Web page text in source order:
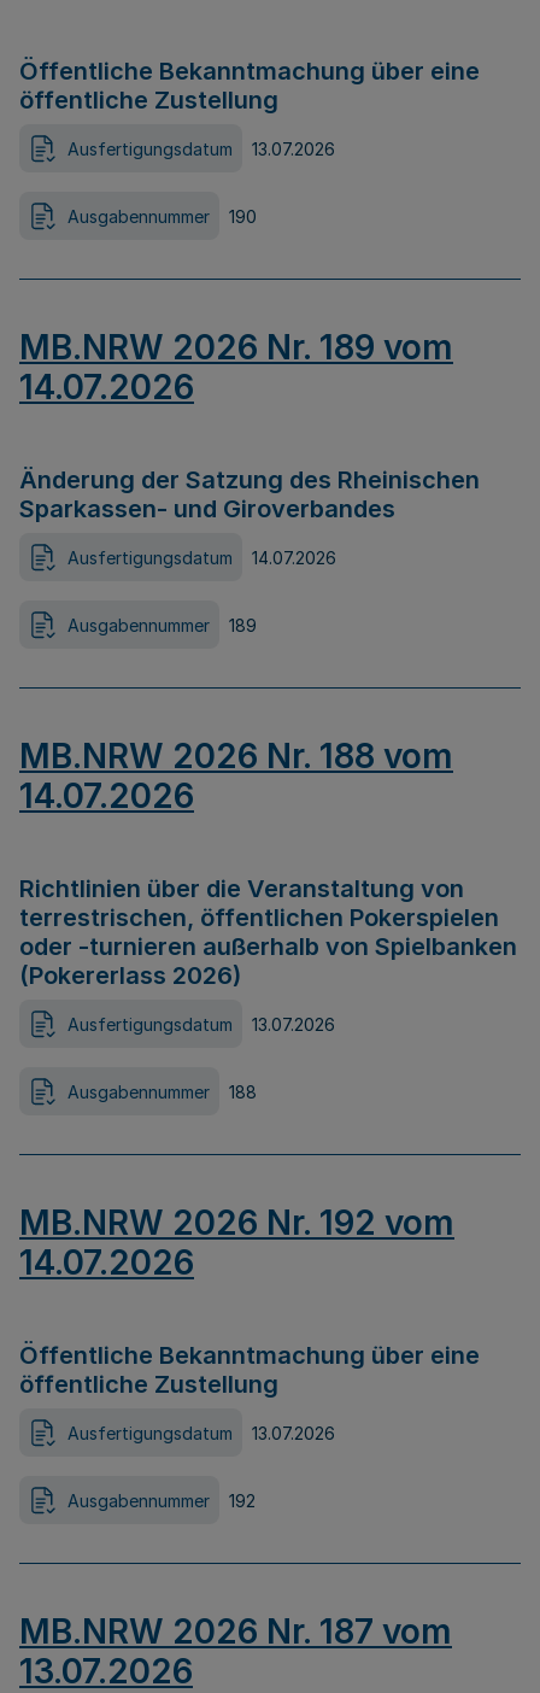
Öffentliche Bekanntmachung über eine
öffentliche Zustellung
Ausfertigungsdatum 13.07.2026
Ausgabennummer 190
MB.NRW 2026 Nr. 189 vom
14.07.2026
Änderung der Satzung des Rheinischen
Sparkassen- und Giroverbandes
Ausfertigungsdatum 14.07.2026
Ausgabennummer 189
MB.NRW 2026 Nr. 188 vom
14.07.2026
Richtlinien über die Veranstaltung von
terrestrischen, öffentlichen Pokerspielen
oder -turnieren außerhalb von Spielbanken
(Pokererlass 2026)
Ausfertigungsdatum 13.07.2026
Ausgabennummer 188
MB.NRW 2026 Nr. 192 vom
14.07.2026
Öffentliche Bekanntmachung über eine
öffentliche Zustellung
Ausfertigungsdatum 13.07.2026
Ausgabennummer 192
MB.NRW 2026 Nr. 187 vom
13.07.2026